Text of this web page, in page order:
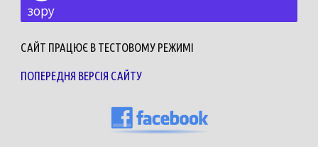
зору
САЙТ ПРАЦЮЄ В ТЕСТОВОМУ РЕЖИМІ
ПОПЕРЕДНЯ ВЕРСІЯ САЙТУ